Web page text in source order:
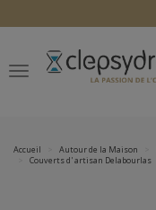
Accueil Autour de la Maison
Couverts d' artisan Delabourlas